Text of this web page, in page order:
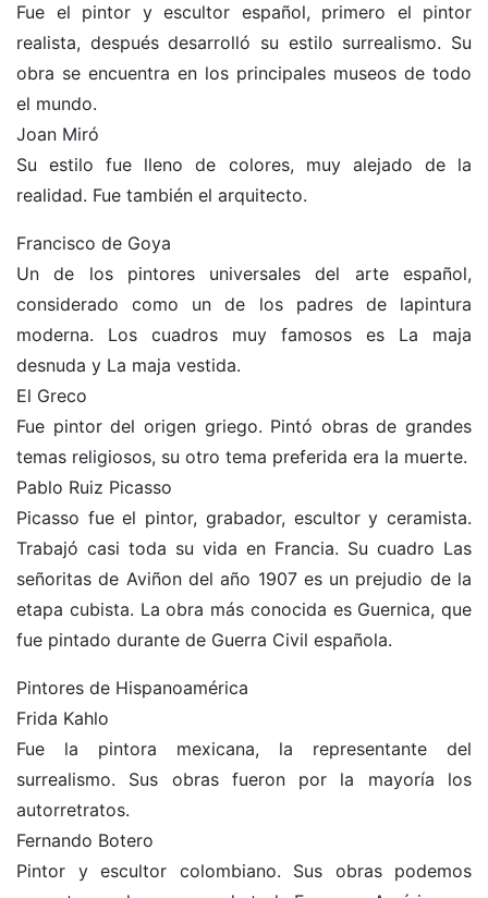
Fue el pintor y escultor español, primero el pintor
realista, después desarrolló su estilo surrealismo. Su
obra se encuentra en los principales museos de todo
el mundo.
Joan Miró
Su estilo fue lleno de colores, muy alejado de la
realidad. Fue también el arquitecto.
Francisco de Goya
Un de los pintores universales del arte español,
considerado como un de los padres de lapintura
moderna. Los cuadros muy famosos es La maja
desnuda y La maja vestida.
El Greco
Fue pintor del origen griego. Pintó obras de grandes
temas religiosos, su otro tema preferida era la muerte.
Pablo Ruiz Picasso
Picasso fue el pintor, grabador, escultor y ceramista.
Trabajó casi toda su vida en Francia. Su cuadro Las
señoritas de Aviñon del año 1907 es un prejudio de la
etapa cubista. La obra más conocida es Guernica, que
fue pintado durante de Guerra Civil española.
Pintores de Hispanoamérica
Frida Kahlo
Fue la pintora mexicana, la representante del
surrealismo. Sus obras fueron por la mayoría los
autorretratos.
Fernando Botero
Pintor y escultor colombiano. Sus obras podemos